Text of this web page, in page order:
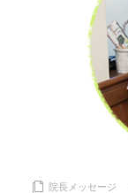
院長メッセージ